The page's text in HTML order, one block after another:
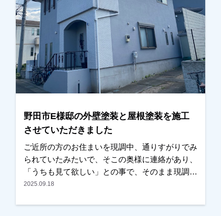
ただきました。またお気にされている部分も打ち
合わせを重ねて解消し、仕上りにつきましても問
題ないとのことで、綺麗になったと非常に喜んで
いただけました。本当にありがとうございまし
た。越谷市、春日部市、野田市、吉川市、草加市
またその他地域でも外壁塗装をお考えのお客様、
まずはご相談からでも大丈夫です！ 現地調査、
お見積りはもちろん無料にて行っております。ま
り扱っておりますので、ご遠慮なくお申しつけく
ださい。おまちしております。
野田市E様邸の外壁塗装と屋根塗装を施工
させていただきました
ご近所の方のお住まいを現調中、通りすがりでみ
られていたみたいで、そこの奥様に連絡があり、
「うちも見て欲しい」との事で、そのまま現調を
させていただきました。以前の違う業者で見積も
2025.09.18